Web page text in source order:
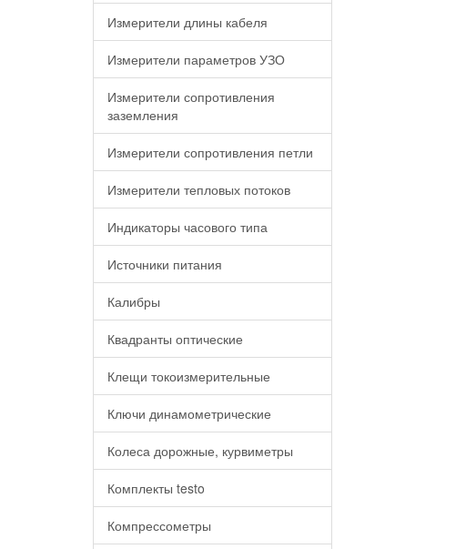
Измерители длины кабеля
Измерители параметров УЗО
Измерители сопротивления
заземления
Измерители сопротивления петли
Измерители тепловых потоков
Индикаторы часового типа
Источники питания
Калибры
Квадранты оптические
Клещи токоизмерительные
Ключи динамометрические
Колеса дорожные, курвиметры
Комплекты testo
Компрессометры